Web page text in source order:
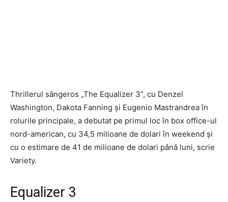
Thrillerul sângeros „The Equalizer 3”, cu Denzel
Washington, Dakota Fanning şi Eugenio Mastrandrea în
rolurile principale, a debutat pe primul loc în box office-ul
nord-american, cu 34,5 milioane de dolari în weekend şi
cu o estimare de 41 de milioane de dolari până luni, scrie
Variety.
Equalizer 3